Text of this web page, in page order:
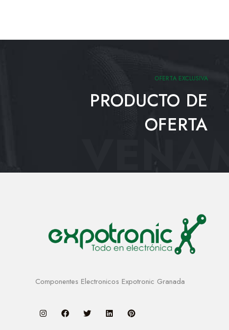
OFERTA EXCLUSIVA
PRODUCTO DE
OFERTA
Componentes Electronicos Expotronic Granada